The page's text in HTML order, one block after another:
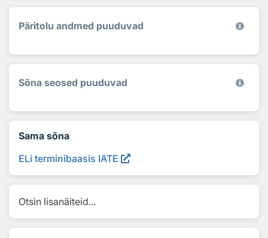
Päritolu andmed puuduvad
Sõna seosed puuduvad
Sama sõna
ELi terminibaasis IATE
Otsin lisanäiteid...